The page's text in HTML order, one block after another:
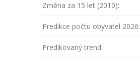
Změna za 15 let (2010):
Predikce počtu obyvatel 2026:
Predikovaný trend: